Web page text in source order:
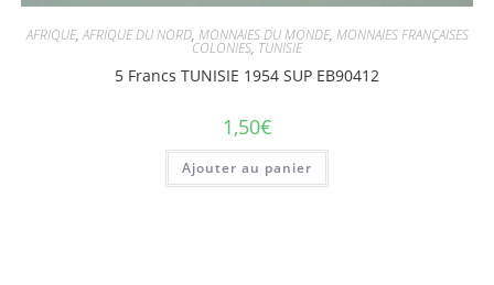
AFRIQUE,AFRIQUE DU NORD, MONNAIES DU MONDE, MONNAIES FRANÇAISES
COLONIES, TUNISIE
5 Francs TUNISIE 1954 SUP EB90412
1,50€
Ajouter au panier